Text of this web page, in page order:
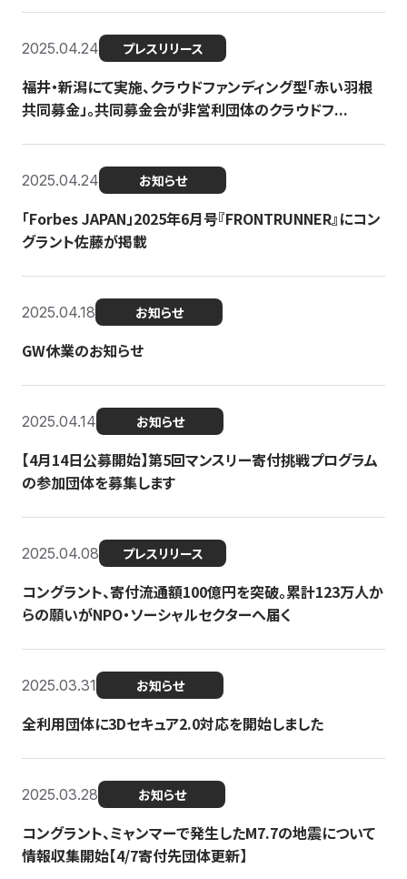
2025.04.24 プレスリリース
福井・新潟にて実施、クラウドファンディング型「赤い羽根
共同募金」。共同募金会が非営利団体のクラウドフ...
2025.04.24 お知らせ
「Forbes JAPAN」2025年6月号『FRONTRUNNER』にコン
グラント佐藤が掲載
2025.04.18 お知らせ
GW休業のお知らせ
2025.04.14 お知らせ
【4月14日公募開始】第5回マンスリー寄付挑戦プログラム
の参加団体を募集します
2025.04.08 プレスリリース
コングラント、寄付流通額100億円を突破。累計123万人か
らの願いがNPO・ソーシャルセクターへ届く
2025.03.31 お知らせ
全利用団体に3Dセキュア2.0対応を開始しました
2025.03.28 お知らせ
コングラント、ミャンマーで発生したM7.7の地震について
情報収集開始【4/7寄付先団体更新】